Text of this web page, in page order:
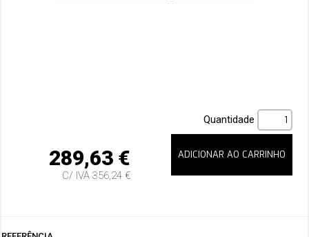
289,63 €
C/ IVA 356,24 €
Quantidade